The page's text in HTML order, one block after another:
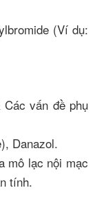
(Ví dụ:
vấn đề phụ
Danazol.
mô lạc nội mạc
tính.